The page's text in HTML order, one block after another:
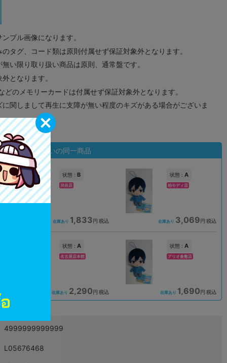
プル画像になります。
タグ、コード類は原則付属せず保証対象外となります。
い限り取り扱い商品は原則、通常盤です。
となります。
のメモリーカードは付属せず保証対象外となります。
関しまして再生に支障が無い程度のキズがある場合がございま
状態違いの同一商品
状態 : B
渋谷店
在庫あり 1,833円 税込
状態 : A
柏モディ店
在庫あり 3,069円 税込
状態 : A
名古屋店本館
在庫あり 2,290 円 税込
状態 : A
アリオ倉敷店
在庫あり 1,690 円 税込
4999999999999
L05676468